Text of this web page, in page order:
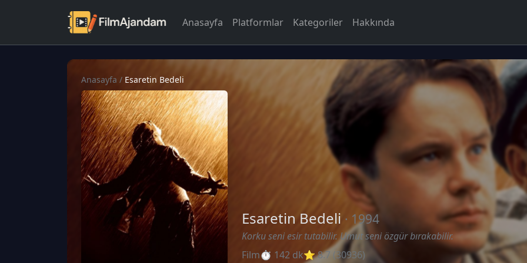
Anasayfa Platformlar Kategoriler Hakkında
Anasayfa / Esaretin Bedeli
Esaretin Bedeli · 1994
Korku seni esir tutabilir. Umut seni özgür bırakabilir.
Film⏱ 142 dk⭐ 8.7 (30936)